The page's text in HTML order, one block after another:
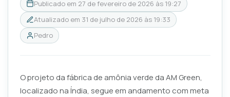
Publicado em 27 de fevereiro de 2026 às 19:27
Atualizado em 31 de julho de 2026 às 19:33
Pedro
O projeto da fábrica de amônia verde da AM Green,
localizado na Índia, segue em andamento com meta